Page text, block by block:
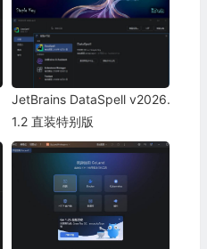
JetBrains DataSpell v2026.
1.2 直装特别版